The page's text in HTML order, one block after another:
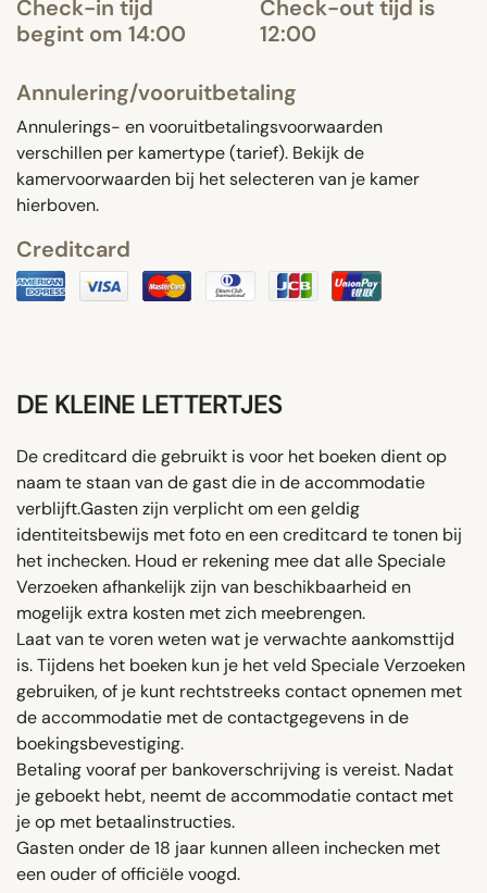
Check-in tijd
begint om 14:00
Check-out tijd is
12:00
Annulering/vooruitbetaling
Annulerings- en vooruitbetalingsvoorwaarden
verschillen per kamertype (tarief). Bekijk de
kamervoorwaarden bij het selecteren van je kamer
hierboven.
Creditcard
DE KLEINE LETTERTJES
De creditcard die gebruikt is voor het boeken dient op
naam te staan van de gast die in de accommodatie
verblijft.Gasten zijn verplicht om een ​​geldig
identiteitsbewijs met foto en een creditcard te tonen bij
het inchecken. Houd er rekening mee dat alle Speciale
Verzoeken afhankelijk zijn van beschikbaarheid en
mogelijk extra kosten met zich meebrengen.
Laat van te voren weten wat je verwachte aankomsttijd
is. Tijdens het boeken kun je het veld Speciale Verzoeken
gebruiken, of je kunt rechtstreeks contact opnemen met
de accommodatie met de contactgegevens in de
boekingsbevestiging.
Betaling vooraf per bankoverschrijving is vereist. Nadat
je geboekt hebt, neemt de accommodatie contact met
je op met betaalinstructies.
Gasten onder de 18 jaar kunnen alleen inchecken met
een ouder of officiële voogd.